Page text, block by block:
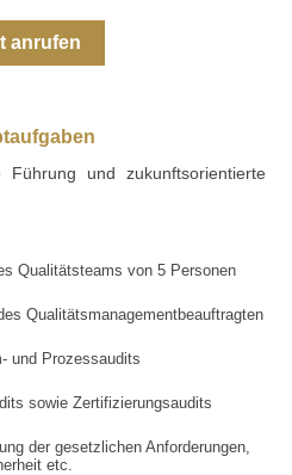
anrufen
und zukunftsorientierte
Qualitätsteams von 5 Personen
Qualitätsmanagementbeauftragten
und Prozessaudits
sowie Zertifizierungsaudits
der gesetzlichen Anforderungen,
etc.